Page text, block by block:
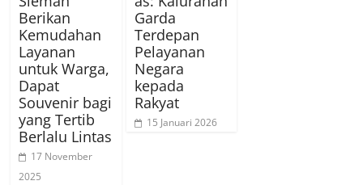
Berikan
Kemudahan
Layanan
untuk Warga,
Dapat
Souvenir bagi
yang Tertib
Berlalu Lintas
17 November
2025
Garda
Terdepan
Pelayanan
Negara
kepada
Rakyat
15 Januari 2026